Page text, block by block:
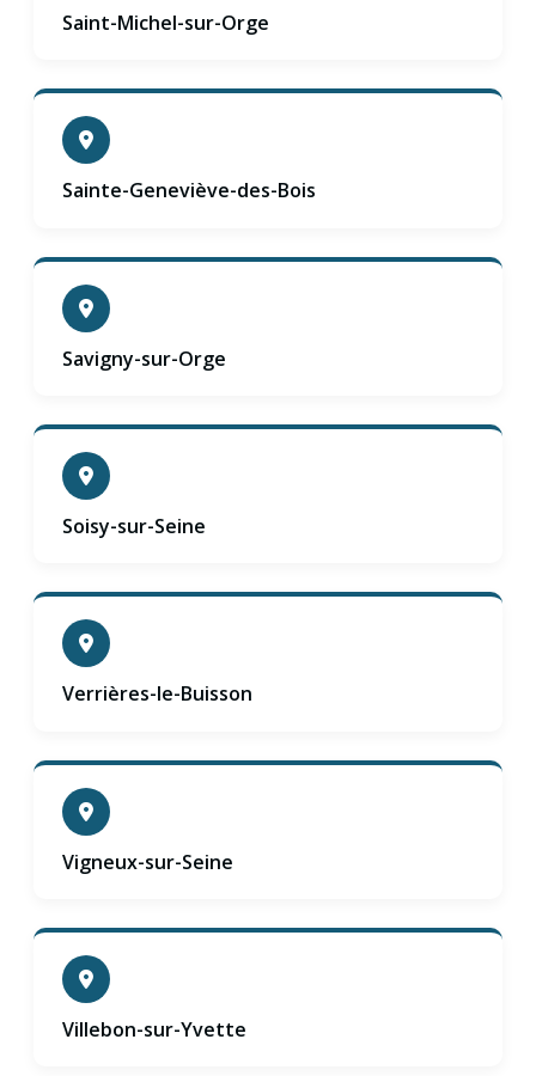
Saint-Michel-sur-Orge
Sainte-Geneviève-des-Bois
Savigny-sur-Orge
Soisy-sur-Seine
Verrières-le-Buisson
Vigneux-sur-Seine
Villebon-sur-Yvette